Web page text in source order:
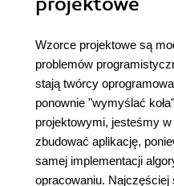
Wzorce projektowe są
problemów
stają twórcy
ponownie "wymyślać
projektowymi, jesteśmy
zbudować aplikację,
samej implementacji
opracowaniu.